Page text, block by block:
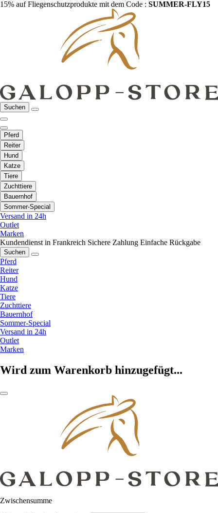
15% auf Fliegenschutzprodukte mit dem Code : SUMMER-FLY15
Suchen
Pferd
Reiter
Hund
Katze
Tiere
Zuchttiere
Bauernhof
Sommer-Special
Versand in 24h
Outlet
Marken
Kundendienst in Frankreich Sichere Zahlung Einfache Rückgabe
Suchen
Pferd
Reiter
Hund
Katze
Tiere
Zuchttiere
Bauernhof
Sommer-Special
Versand in 24h
Outlet
Marken
Wird zum Warenkorb hinzugefügt...
Zwischensumme